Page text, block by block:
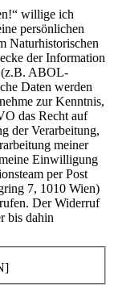
willige ich
persönlichen
Naturhistorischen
der Information
(z.B. ABOL-
Daten werden
zur Kenntnis,
das Recht auf
der Verarbeitung,
meiner
Einwilligung
per Post
7, 1010 Wien)
Der Widerruf
bis dahin